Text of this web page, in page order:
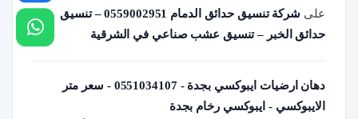
على
شركة تنسيق حدائق الدمام 0559002951 – تنسيق
حدائق الخبر – تنسيق عشب صناعي في الشرقية
دهان ارضيات ايبوكسي بجدة - 0551034107 - سعر متر
الايبوكسي - ايبوكسي رخام بجدة